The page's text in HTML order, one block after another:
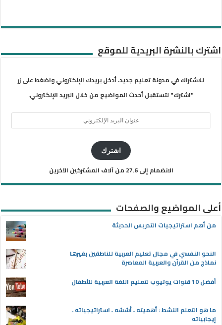
اشترك بالنشرة البريدية للموقع
للاشتراك في مدونة تعليم جديد، أدخل بريدك الإلكتروني واضغط على زر
"اشترك" لتستقبل أحدث المواضيع من خلال البريد الإلكتروني.
اشترك
الانضمام إلى 27.6 من آلاف المشتركين الآخرين
أعلى المواضيع والصفحات
من أهم استراتيجيات التدريس الحديثة
النحو النفسي في مجال تعليم العربية للناطقين بغيرها
نماذج من القرآن والعربية المعاصرة
أفضل 10 قنوات يوتيوب لتعليم اللغة العربية للأطفال
ما هو التعلم النشط : أهميته ـ أسُسُه ـ استراتيجياته ـ
إيجابياته